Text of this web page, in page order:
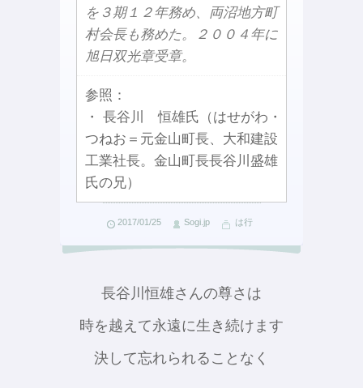
を３期１２年務め、両沼地方町
村会長も務めた。２００４年に
旭日双光章受章。
参照：
・ 長谷川 恒雄氏（はせがわ・
つねお＝元金山町長、大和建設
工業社長。金山町長長谷川盛雄
氏の兄）
2017/01/25 Sogi.jp は行
長谷川恒雄さんの尊さは
時を越えて永遠に生き続けます
決して忘れられることなく